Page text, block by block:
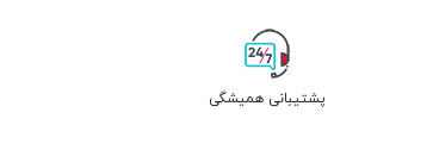
پشتیبانی همیشگی